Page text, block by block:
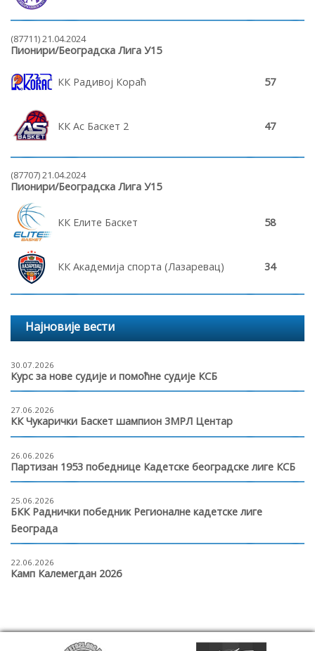
(87711) 21.04.2024
Пионири/Београдска Лига У15
КК Радивој Кораћ 57
КК Ас Баскет 2 47
(87707) 21.04.2024
Пионири/Београдска Лига У15
КК Елите Баскет 58
КК Академија спорта (Лазаревац) 34
Најновије вести
30.07.2026
Курс за нове судије и помоћне судије КСБ
27.06.2026
КК Чукарички Баскет шампион 3МРЛ Центар
26.06.2026
Партизан 1953 победнице Кадетске београдске лиге КСБ
25.06.2026
БКК Раднички победник Регионалне кадетске лиге
Београда
22.06.2026
Камп Калемегдан 2026